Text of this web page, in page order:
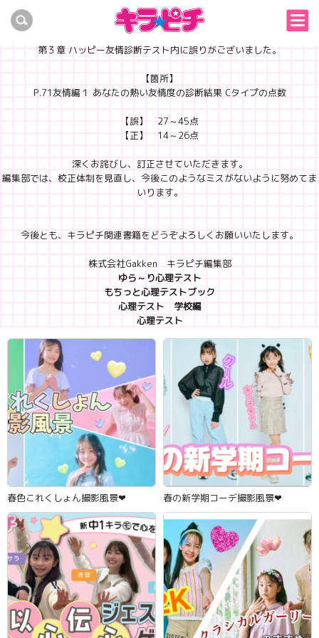
キラピチブックス「いーすとけん。ふっくら心理テスト」に関するお詫び
キラピチブックス「いーすとけん。ふっくら心理テスト」の
第３章 ハッピー友情診断テスト内に誤りがございました。
【箇所】
P.71友情編１ あなたの熱い友情度の診断結果 Cタイプの点数
【誤】 27～45点
【正】 14～26点
深くお詫びし、訂正させていただきます。
編集部では、校正体制を見直し、今後このようなミスがないように努めてま
いります。
今後とも、キラピチ関連書籍をどうぞよろしくお願いいたします。
株式会社Gakken キラピチ編集部
ゆら～り心理テスト
もちっと心理テストブック
心理テスト 学校編
心理テスト
春色これくしょん撮影風景‪‪❤︎‬ 春の新学期コーデ撮影風景‪‪❤︎‬